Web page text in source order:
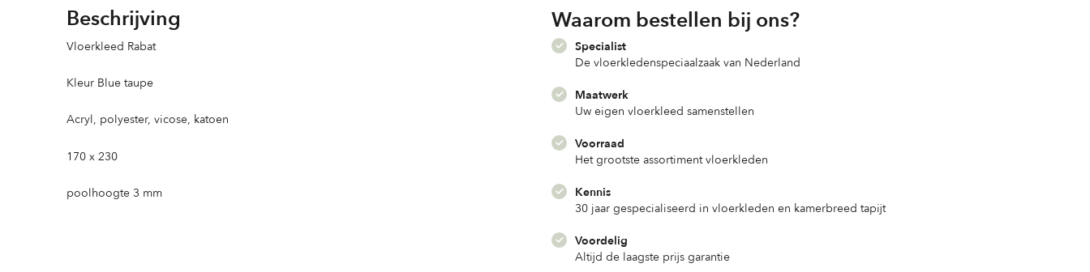
Beschrijving
Vloerkleed Rabat
Kleur Blue taupe
Acryl, polyester, vicose, katoen
170 x 230
poolhoogte 3 mm
Waarom bestellen bij ons?
Specialist
De vloerkledenspeciaalzaak van Nederland
Maatwerk
Uw eigen vloerkleed samenstellen
Voorraad
Het grootste assortiment vloerkleden
Kennis
30 jaar gespecialiseerd in vloerkleden en kamerbreed tapijt
Voordelig
Altijd de laagste prijs garantie